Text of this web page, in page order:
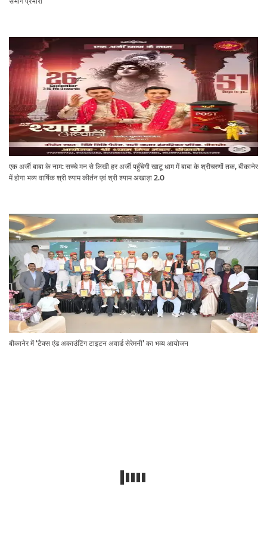
एक अर्जी बाबा के नाम: सच्चे मन से लिखी हर अर्जी पहुँचेगी खाटू धाम में बाबा के श्रीचरणों तक, बीकानेर
में होगा भव्य वार्षिक श्री श्याम कीर्तन एवं श्री श्याम अखाड़ा 2.0
बीकानेर में ‘टैक्स एंड अकाउंटिंग टाइटन अवार्ड सेरेमनी’ का भव्य आयोजन